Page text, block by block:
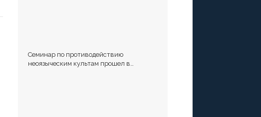
Семинар по противодействию
неоязыческим культам прошел в